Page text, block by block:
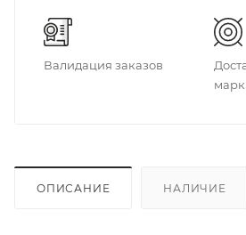
Валидация заказов
ОПИСАНИЕ НАЛИЧИЕ